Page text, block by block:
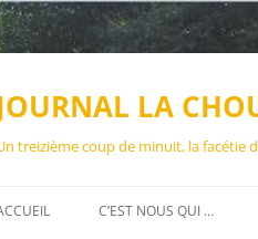
LA
treizième coup de minuit, la facétie
C’EST NOUS QUI …